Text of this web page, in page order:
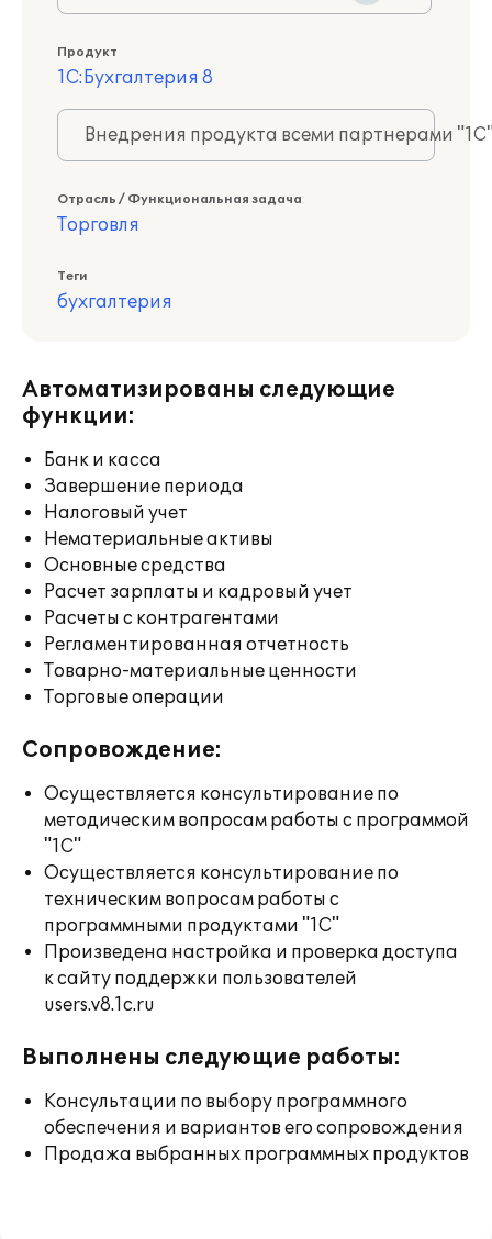
Продукт
1С:Бухгалтерия 8
Внедрения продукта всеми партнерами
Отрасль / Функциональная задача
Торговля
Теги
бухгалтерия
Автоматизированы следующие
функции:
Банк и касса
Завершение периода
Налоговый учет
Нематериальные активы
Основные средства
Расчет зарплаты и кадровый учет
Расчеты с контрагентами
Регламентированная отчетность
Товарно-материальные ценности
Торговые операции
Сопровождение:
Осуществляется консультирование по
методическим вопросам работы с программой
"1С"
Осуществляется консультирование по
техническим вопросам работы с
программными продуктами "1С"
Произведена настройка и проверка доступа
к сайту поддержки пользователей
users.v8.1c.ru
Выполнены следующие работы:
Консультации по выбору программного
обеспечения и вариантов его сопровождения
Продажа выбранных программных продуктов